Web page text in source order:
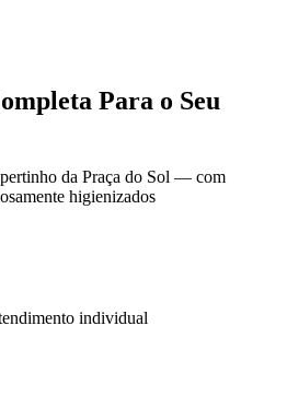
Para o Seu
da Praça do Sol — com
higienizados
individual